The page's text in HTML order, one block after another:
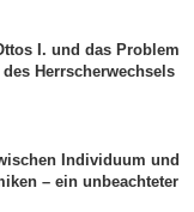
I. und das Problem
Herrscherwechsels
Individuum und
– ein unbeachteter